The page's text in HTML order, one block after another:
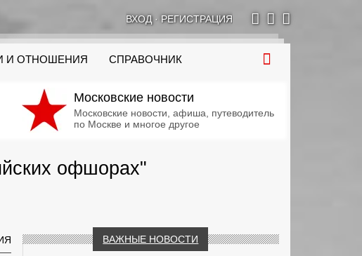
ВХОД· РЕГИСТРАЦИЯ
И ОТНОШЕНИЯ СПРАВОЧНИК
Московские новости
Московские новости, афиша, путеводитель
по Москве и многое другое
офшорах"
ВАЖНЫЕ НОВОСТИ